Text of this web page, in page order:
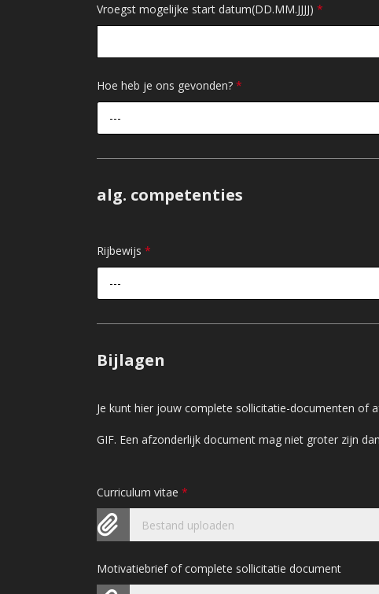
Vroegst mogelijke start datum(DD.MM.JJJJ) *
Hoe heb je ons gevonden? *
---
alg. competenties
Rijbewijs *
---
Bijlagen
Je kunt hier jouw complete sollicitatie-documenten of
GIF. Een afzonderlijk document mag niet groter zijn
Curriculum vitae *
Bestand uploaden
Motivatiebrief of complete sollicitatie document